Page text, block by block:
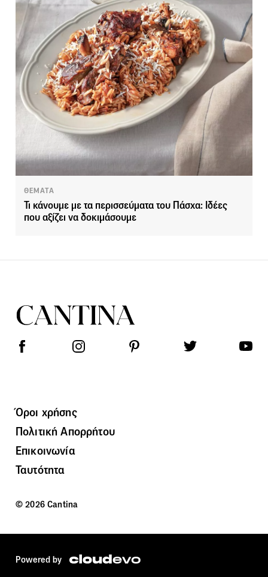
ΘΕΜΑΤΑ
Τι κάνουμε με τα περισσεύματα του Πάσχα: Ιδέες
που αξίζει να δοκιμάσουμε
Όροι χρήσης
Πολιτική Απορρήτου
Επικοινωνία
Ταυτότητα
© 2026 Cantina
Powered by